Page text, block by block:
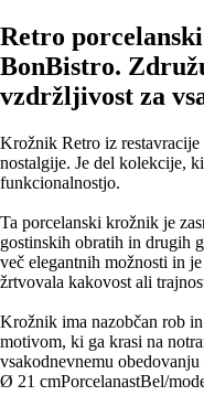
Retro
BonBistro.
vzdržljivost za
Krožnik Retro iz
nostalgije. Je del kolekcije,
funkcionalnostjo.
Ta porcelanski krožnik je
gostinskih obratih in drugih
več elegantnih možnosti in
žrtvovala kakovost ali
Krožnik ima nazobčan rob
motivom, ki ga krasi na
vsakodnevnemu
Ø 21 cmPorcelanastBel/